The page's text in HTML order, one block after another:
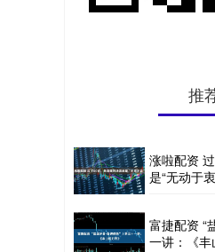
推
涨啦配资
是“无动于
富捷配资 “
一讲：《丰